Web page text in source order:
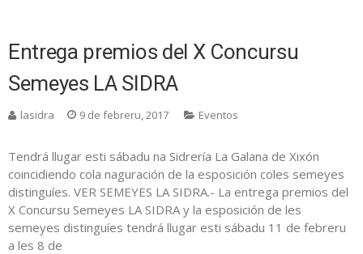
Entrega premios del X Concursu
Semeyes LA SIDRA
lasidra 9 de febreru, 2017 Eventos
Tendrá llugar esti sábadu na Sidrería La Galana de Xixón
coincidiendo cola naguración de la esposición coles semeyes
distinguíes. VER SEMEYES LA SIDRA.- La entrega premios del
X Concursu Semeyes LA SIDRA y la esposición de les
semeyes distinguíes tendrá llugar esti sábadu 11 de febreru
a les 8 de